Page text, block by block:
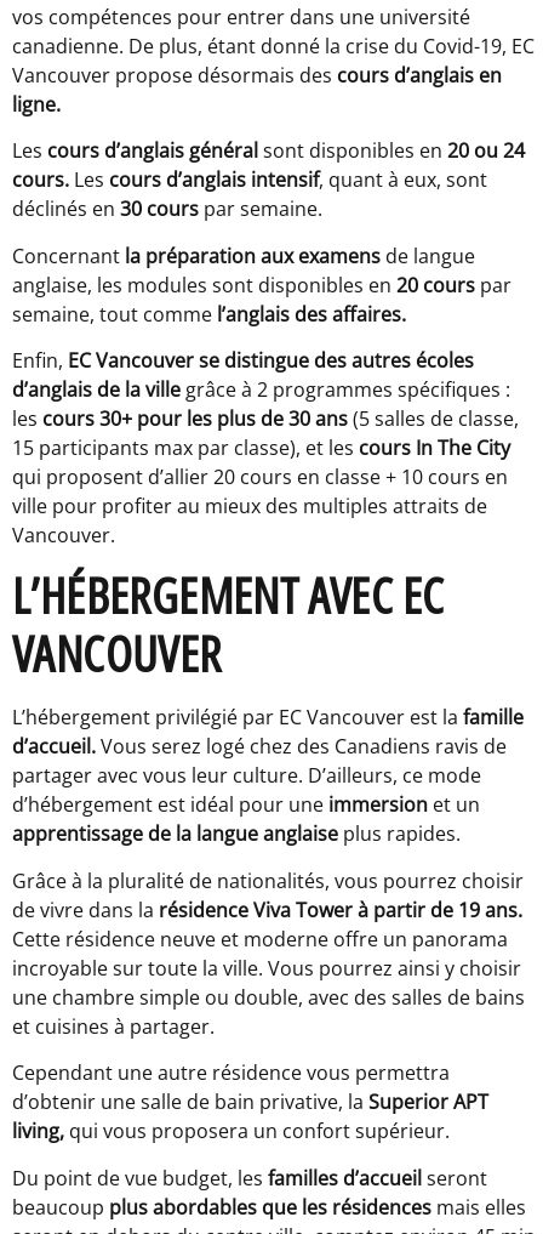
vos compétences pour entrer dans une université
canadienne. De plus, étant donné la crise du Covid-19, EC
Vancouver propose désormais des cours d’anglais en
ligne.
Les cours d’anglais généralsont disponibles en 20 ou 24
cours. Les cours d’anglais intensif, quant à eux, sont
déclinés en 30 cours par semaine.
Concernant la préparation aux examens de langue
anglaise, les modules sont disponibles en 20 cours par
semaine, tout comme l’anglais des affaires.
Enfin, EC Vancouver se distingue des autres écoles
d’anglais de la ville grâce à 2 programmes spécifiques :
les cours 30+ pour les plus de 30 ans(5 salles de classe,
15 participants max par classe), et les cours In The City
qui proposent d’allier 20 cours en classe + 10 cours en
ville pour profiter au mieux des multiples attraits de
Vancouver.
L’HÉBERGEMENT AVEC EC
VANCOUVER
L’hébergement privilégié par EC Vancouver est la famille
d’accueil.Vous serez logé chez des Canadiens ravis de
partager avec vous leur culture. D’ailleurs, ce mode
d’hébergement est idéal pour une immersion et un
apprentissage de la langueanglaise plus rapides.
Grâce à la pluralité de nationalités, vous pourrez choisir
de vivre dans la résidence Viva Tower à partir de 19 ans.
Cette résidence neuve et moderne offre un panorama
incroyable sur toute la ville. Vous pourrez ainsi y choisir
une chambre simple ou double, avec des salles de bains
et cuisines à partager.
Cependant une autre résidence vous permettra
d’obtenir une salle de bain privative, la Superior APT
living, qui vous proposera un confort supérieur.
Du point de vue budget, les familles d’accueilseront
beaucoup plus abordables que les résidences mais elles